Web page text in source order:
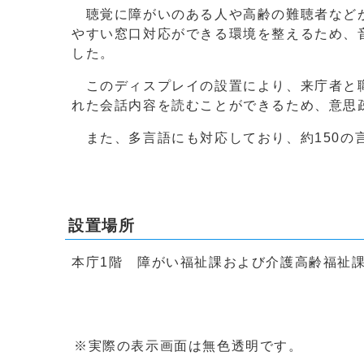
聴覚に障がいのある人や高齢の難聴者など
やすい窓口対応ができる環境を整えるため
した。
このディスプレイの設置により、来庁者と
れた会話内容を読むことができるため、意
また、多言語にも対応しており、約150の
設置場所
本庁1階 障がい福祉課および介護高齢福祉
※実際の表示画面は無色透明です。